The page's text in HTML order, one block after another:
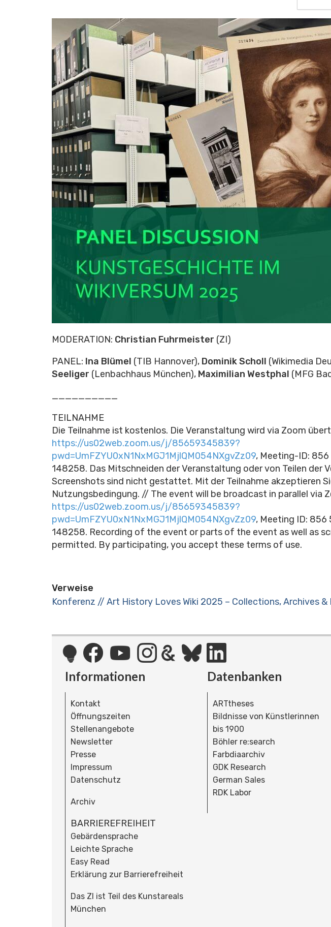
MODERATION: Christian Fuhrmeister (ZI)
PANEL: Ina Blümel (TIB Hannover), Dominik Scholl (Wikimedia
Seeliger (Lenbachhaus München), Maximilian Westphal (MFG
__________
TEILNAHME
Die Teilnahme ist kostenlos. Die Veranstaltung wird via Zoom
https://us02web.zoom.us/j/85659345839?
pwd=UmFZYU0xN1NxMGJ1MjlQM054NXgvZz09, Meeting-ID:
148258. Das Mitschneiden der Veranstaltung oder von Teilen der
Screenshots sind nicht gestattet. Mit der Teilnahme akzeptieren
Nutzungsbedingung. // The event will be broadcast in parallel via
https://us02web.zoom.us/j/85659345839?
pwd=UmFZYU0xN1NxMGJ1MjlQM054NXgvZz09, Meeting ID:
148258. Recording of the event or parts of the event as well as
permitted. By participating, you accept these terms of use.
Verweise
Konferenz // Art History Loves Wiki 2025 – Collections, Archives &
Informationen
Kontakt
Öffnungszeiten
Stellenangebote
Newsletter
Presse
Impressum
Datenschutz
Archiv
BARRIEREFREIHEIT
Gebärdensprache
Leichte Sprache
Easy Read
Erklärung zur Barrierefreiheit
Das ZI ist Teil des Kunstareals
München
Datenbanken
ARTtheses
Bildnisse von Künstlerinnen
bis 1900
Böhler re:search
Farbdiaarchiv
GDK Research
German Sales
RDK Labor